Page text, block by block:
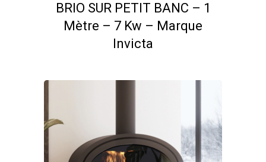
BRIO SUR PETIT BANC – 1
Mètre – 7 Kw – Marque
Invicta